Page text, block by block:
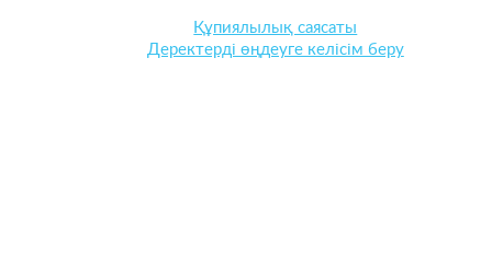
Құпиялылық саясаты
Деректерді өңдеуге келісім беру